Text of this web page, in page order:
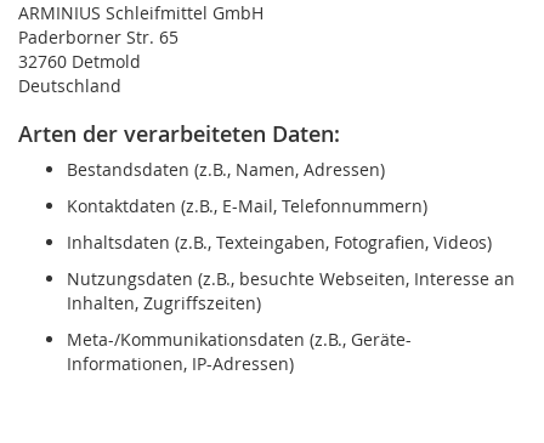
ARMINIUS Schleifmittel GmbH
Paderborner Str. 65
32760 Detmold
Deutschland
Arten der verarbeiteten Daten:
Bestandsdaten (z.B., Namen, Adressen)
Kontaktdaten (z.B., E-Mail, Telefonnummern)
Inhaltsdaten (z.B., Texteingaben, Fotografien, Videos)
Nutzungsdaten (z.B., besuchte Webseiten, Interesse an
Inhalten, Zugriffszeiten)
Meta-/Kommunikationsdaten (z.B., Geräte-
Informationen, IP-Adressen)